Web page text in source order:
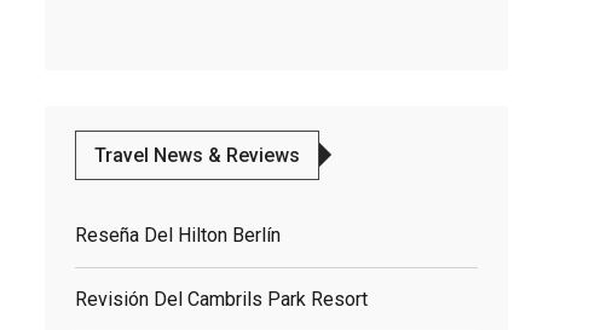
Travel News & Reviews
Reseña Del Hilton Berlín
Revisión Del Cambrils Park Resort